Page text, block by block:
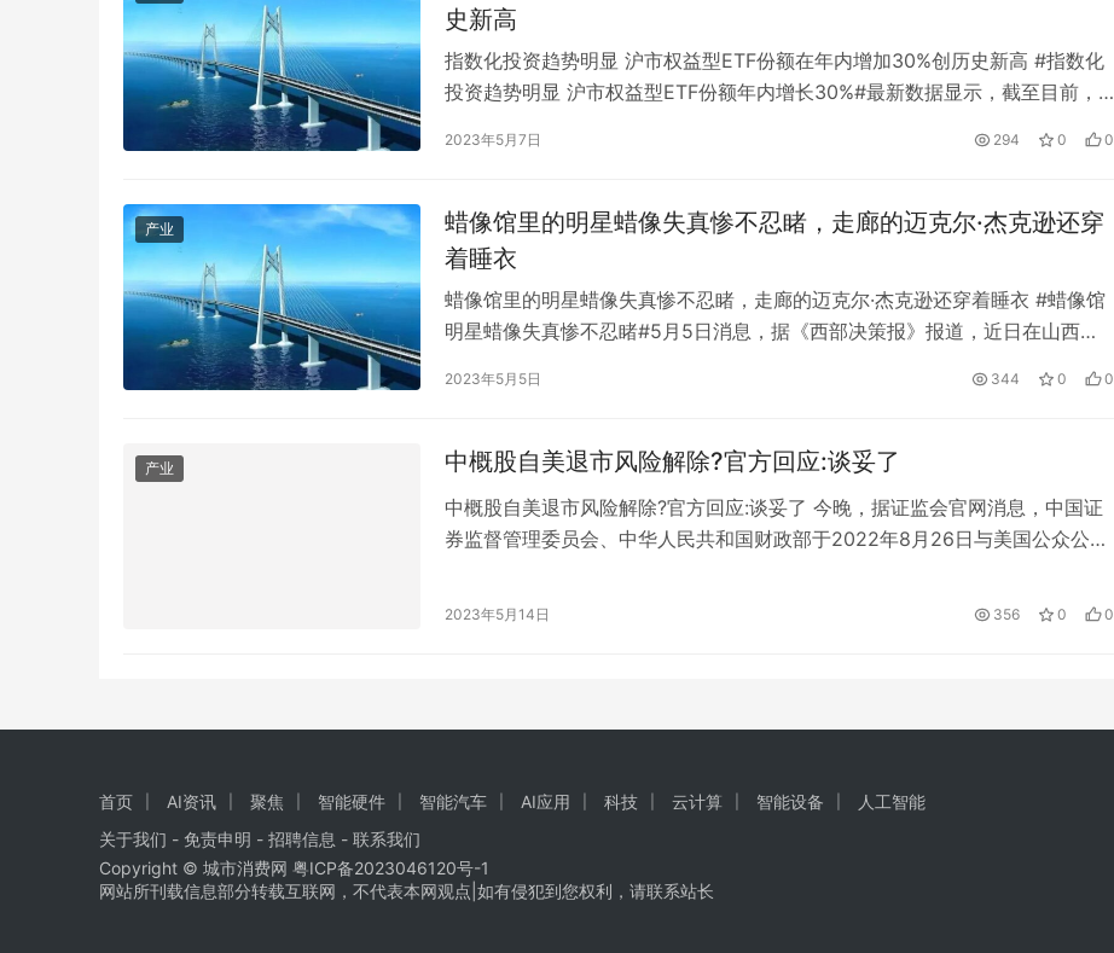
史新高
指数化投资趋势明显 沪市权益型ETF份额在年内增加30%创历史新高 #指数化
投资趋势明显 沪市权益型ETF份额年内增长30%#最新数据显示，截至目前，
份额增长30%，创历史新高。增量资金通过指数产品持续流入市场。科技创新
2023年5月7日 294 0 0
产业
蜡像馆里的明星蜡像失真惨不忍睹，走廊的迈克尔·杰克逊还穿
着睡衣
蜡像馆里的明星蜡像失真惨不忍睹，走廊的迈克尔·杰克逊还穿着睡衣 #蜡像馆
明星蜡像失真惨不忍睹#5月5日消息，据《西部决策报》报道，近日在山西运
克尔杰克逊的蜡像还穿着一套睡衣。 从网友拍摄的图片来看，这些蜡像与真人
谱的是，位于…
2023年5月5日 344 0 0
产业 中概股自美退市风险解除?官方回应:谈妥了
中概股自美退市风险解除?官方回应:谈妥了 今晚，据证监会官网消息，中国证
券监督管理委员会、中华人民共和国财政部于2022年8月26日与美国公众公司
对此，哨兵认为有几大关键点： 1、中概股退市的风险是否已经解除？ 官方的
2023年5月14日 356 0 0
首页 AI资讯 聚焦 智能硬件 智能汽车 AI应用 科技 云计算 智能设备
人工智能
关于我们 - 免责申明 - 招聘信息 - 联系我们
Copyright © 城市消费网 粤ICP备2023046120号-1
网站所刊载信息部分转载互联网，不代表本网观点|如有侵犯到您权利，请联系站长